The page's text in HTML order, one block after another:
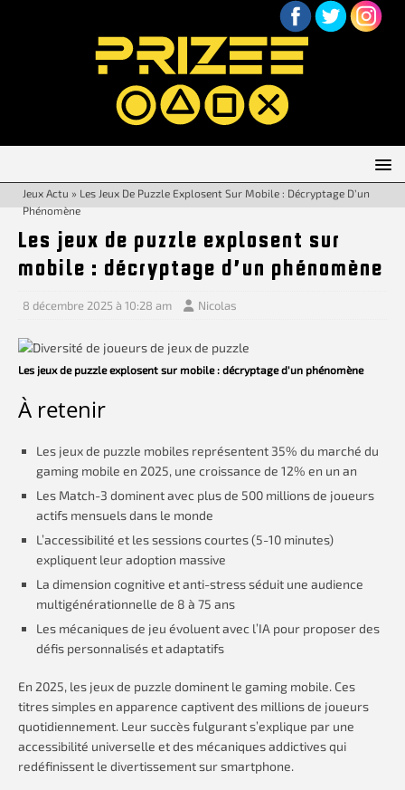
Jeux Actu » Les Jeux De Puzzle Explosent Sur Mobile : Décryptage D’un
Phénomène
Les jeux de puzzle explosent sur
mobile : décryptage d’un phénomène
8 décembre 2025 à 10:28 am Nicolas
Les jeux de puzzle explosent sur mobile : décryptage d'un phénomène
À retenir
Les jeux de puzzle mobiles représentent 35% du marché du
gaming mobile en 2025, une croissance de 12% en un an
Les Match-3 dominent avec plus de 500 millions de joueurs
actifs mensuels dans le monde
L’accessibilité et les sessions courtes (5-10 minutes)
expliquent leur adoption massive
La dimension cognitive et anti-stress séduit une audience
multigénérationnelle de 8 à 75 ans
Les mécaniques de jeu évoluent avec l’IA pour proposer des
défis personnalisés et adaptatifs
En 2025, les jeux de puzzle dominent le gaming mobile. Ces
titres simples en apparence captivent des millions de joueurs
quotidiennement. Leur succès fulgurant s’explique par une
accessibilité universelle et des mécaniques addictives qui
redéfinissent le divertissement sur smartphone.